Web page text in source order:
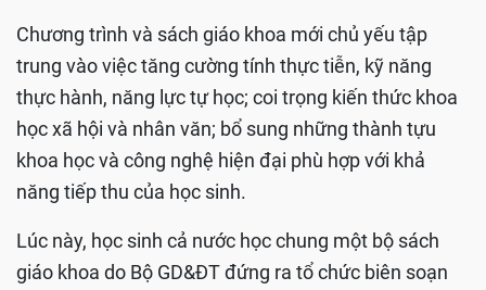
Chương trình và sách giáo khoa mới chủ yếu tập
trung vào việc tăng cường tính thực tiễn, kỹ năng
thực hành, năng lực tự học; coi trọng kiến thức khoa
học xã hội và nhân văn; bổ sung những thành tựu
khoa học và công nghệ hiện đại phù hợp với khả
năng tiếp thu của học sinh.
Lúc này, học sinh cả nước học chung một bộ sách
giáo khoa do Bộ GD&ĐT đứng ra tổ chức biên soạn